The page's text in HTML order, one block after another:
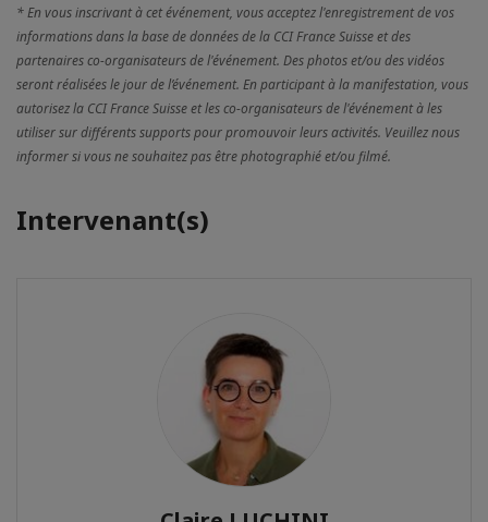
* En vous inscrivant à cet événement, vous acceptez l'enregistrement de vos
informations dans la base de données de la CCI France Suisse et des
partenaires co-organisateurs de l'événement. Des photos et/ou des vidéos
seront réalisées le jour de l’événement. En participant à la manifestation, vous
autorisez la CCI France Suisse et les co-organisateurs de l'événement à les
utiliser sur différents supports pour promouvoir leurs activités. Veuillez nous
informer si vous ne souhaitez pas être photographié et/ou filmé.
Intervenant(s)